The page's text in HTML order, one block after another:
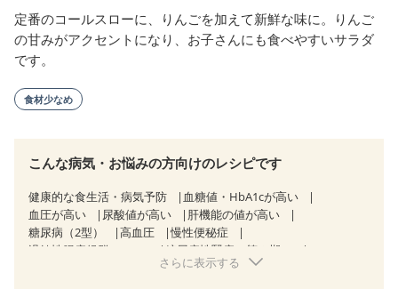
定番のコールスローに、りんごを加えて新鮮な味に。りんご
の甘みがアクセントになり、お子さんにも食べやすいサラダ
です。
食材少なめ
こんな病気・お悩みの方向けのレシピです
健康的な食生活・病気予防
血糖値・HbA1cが高い
血圧が高い
尿酸値が高い
肝機能の値が高い
糖尿病（2型）
高血圧
慢性便秘症
過敏性腸症候群（IBS）
糖尿病性腎症（第３期）
透析
乳がん（抗がん剤治療中）
さらに表示する